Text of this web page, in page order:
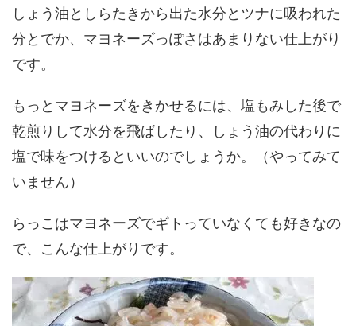
しょう油としらたきから出た水分とツナに吸われた
分とでか、マヨネーズっぽさはあまりない仕上がり
です。
もっとマヨネーズをきかせるには、塩もみした後で
乾煎りして水分を飛ばしたり、しょう油の代わりに
塩で味をつけるといいのでしょうか。（やってみて
いません）
らっこはマヨネーズでギトっていなくても好きなの
で、こんな仕上がりです。